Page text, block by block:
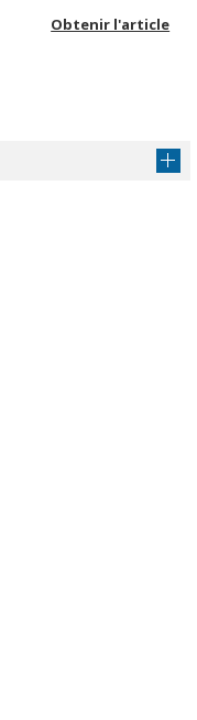
Obtenir l'article